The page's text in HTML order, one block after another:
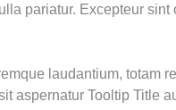
pariatur. Excepteur
laudantium, totam
aspernatur Tooltip Title